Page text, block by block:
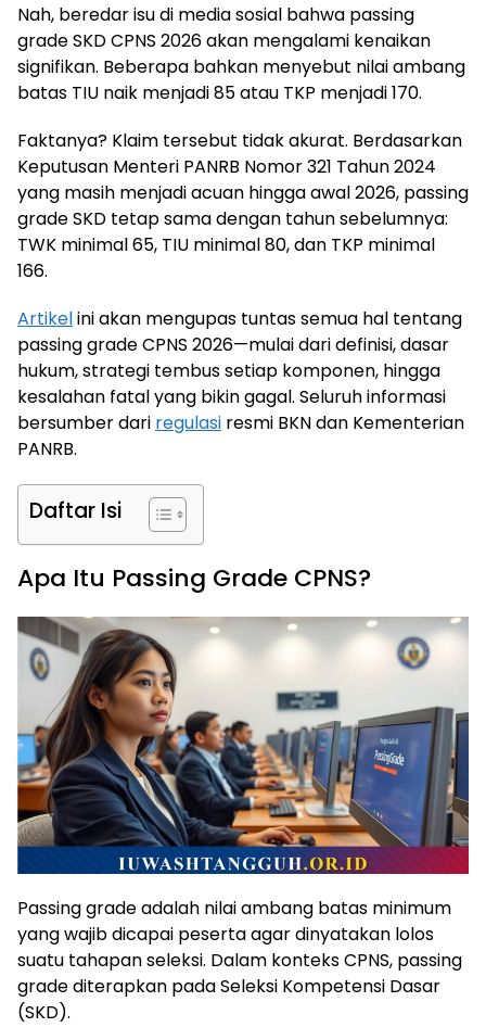
Nah, beredar isu di media sosial bahwa passing
grade SKD CPNS 2026 akan mengalami kenaikan
signifikan. Beberapa bahkan menyebut nilai ambang
batas TIU naik menjadi 85 atau TKP menjadi 170.
Faktanya? Klaim tersebut tidak akurat. Berdasarkan
Keputusan Menteri PANRB Nomor 321 Tahun 2024
yang masih menjadi acuan hingga awal 2026, passing
grade SKD tetap sama dengan tahun sebelumnya:
TWK minimal 65, TIU minimal 80, dan TKP minimal
166.
Artikelini akan mengupas tuntas semua hal tentang
passing grade CPNS 2026—mulai dari definisi, dasar
hukum, strategi tembus setiap komponen, hingga
kesalahan fatal yang bikin gagal. Seluruh informasi
bersumber dari regulasi resmi BKN dan Kementerian
PANRB.
Daftar Isi
Apa Itu Passing Grade CPNS?
Passing grade adalah nilai ambang batas minimum
yang wajib dicapai peserta agar dinyatakan lolos
suatu tahapan seleksi. Dalam konteks CPNS, passing
grade diterapkan pada Seleksi Kompetensi Dasar
(SKD).